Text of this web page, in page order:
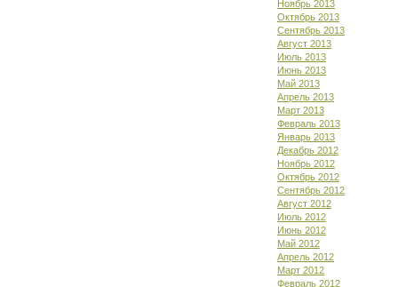
Ноябрь 2013
Октябрь 2013
Сентябрь 2013
Август 2013
Июль 2013
Июнь 2013
Май 2013
Апрель 2013
Март 2013
Февраль 2013
Январь 2013
Декабрь 2012
Ноябрь 2012
Октябрь 2012
Сентябрь 2012
Август 2012
Июль 2012
Июнь 2012
Май 2012
Апрель 2012
Март 2012
Февраль 2012